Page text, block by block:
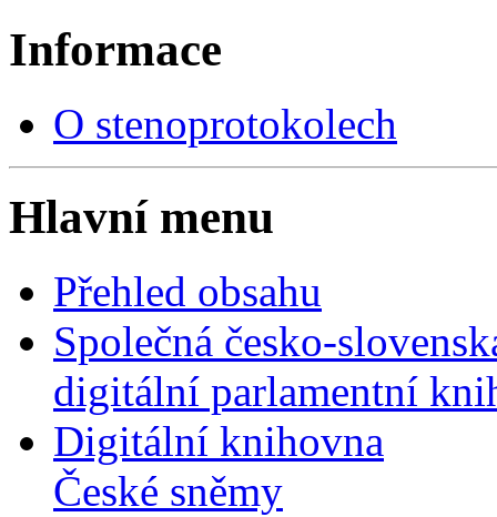
Informace
O stenoprotokolech
Hlavní menu
Přehled obsahu
Společná česko-
digitální parlamentní
Digitální knihovna
České sněmy